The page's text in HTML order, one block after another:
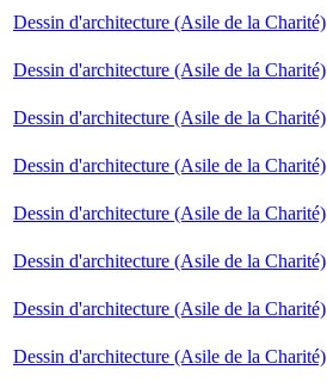
Dessin d'architecture (Asile de la Charité)
Dessin d'architecture (Asile de la Charité)
Dessin d'architecture (Asile de la Charité)
Dessin d'architecture (Asile de la Charité)
Dessin d'architecture (Asile de la Charité)
Dessin d'architecture (Asile de la Charité)
Dessin d'architecture (Asile de la Charité)
Dessin d'architecture (Asile de la Charité)